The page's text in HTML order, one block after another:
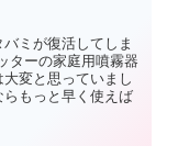
ミが復活してしま
ターの家庭用噴霧器
変と思っていまし
もっと早く使えば